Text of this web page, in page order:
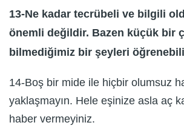
13-Ne kadar tecrübeli ve bilgili
önemli değildir. Bazen küçük bir
bilmediğimiz bir şeyleri
14-Boş bir mide ile hiçbir olumsuz
yaklaşmayın. Hele eşinize asla aç
haber vermeyiniz.